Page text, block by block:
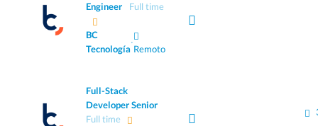
Engineer
Full time
BC
Tecnología
·
Remoto
Full-Stack
Developer Senior
Full time